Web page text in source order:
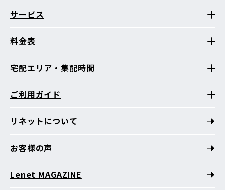
サービス
料金表
宅配エリア・集配時間
ご利用ガイド
リネットについて
お客様の声
Lenet MAGAZINE